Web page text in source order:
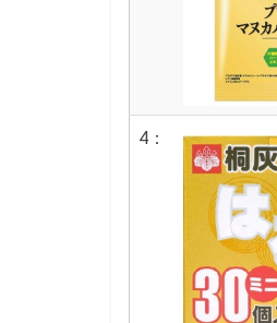
4：